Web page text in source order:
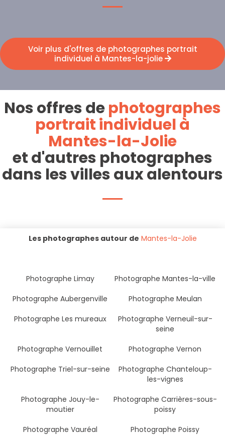
Voir plus d'offres de photographes portrait
individuel à Mantes-la-jolie
Nos offres dephotographes
portrait individuel à
Mantes-la-Jolie
et d'autres photographes
dans les villes aux alentours
Les photographes autour de Mantes-la-Jolie
Photographe Limay
Photographe Mantes-la-ville
Photographe Aubergenville
Photographe Meulan
Photographe Les mureaux
Photographe Verneuil-sur-
seine
Photographe Vernouillet
Photographe Vernon
Photographe Triel-sur-seine
Photographe Chanteloup-
les-vignes
Photographe Jouy-le-
moutier
Photographe Carrières-sous-
poissy
Photographe Vauréal
Photographe Poissy